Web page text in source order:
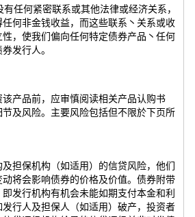
任何紧密联系或其他法律或经济关系，
何非金钱收益，而这些联系丶关系或收
，使我们偏向任何特定债券产品丶任何
发行人。
产品前，应审慎阅读相关产品认购书
节及风险。主要风险包括但不限於下页所
担保机构（如适用）的信贷风险，他们
将会影响债券的价格及价值。债券附带
发行机构有机会未能如期支付本金和利
行人及担保人（如适用）破产，投资者